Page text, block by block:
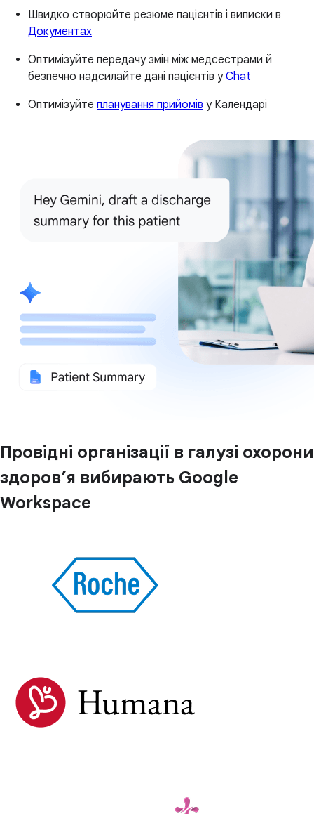
Швидко створюйте резюме пацієнтів і виписки в
Документах
Оптимізуйте передачу змін між медсестрами й
безпечно надсилайте дані пацієнтів уChat
Оптимізуйте планування прийомів у Календарі
Провідні організації в галузі охорони
здоров’я вибирають Google
Workspace